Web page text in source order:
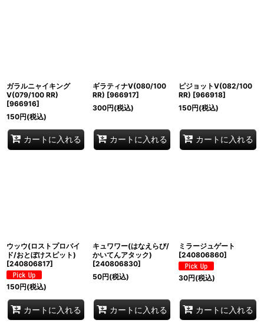
ガラルニャイキング
V(079/100 RR)
[966916]
150円(税込)
カートに入れる
ギラティナV(080/100
RR) [966917]
300円(税込)
カートに入れる
ピジョットV(082/100
RR) [966918]
150円(税込)
カートに入れる
ウッウ(ロストプロバイ
ド/おとぼけスピット)
[240806817]
150円(税込)
カートに入れる
キュワワー(はなえらび/
かいてんアタック)
[240806830]
50円(税込)
カートに入れる
ミラージュゲート
[240806860]
30円(税込)
カートに入れる